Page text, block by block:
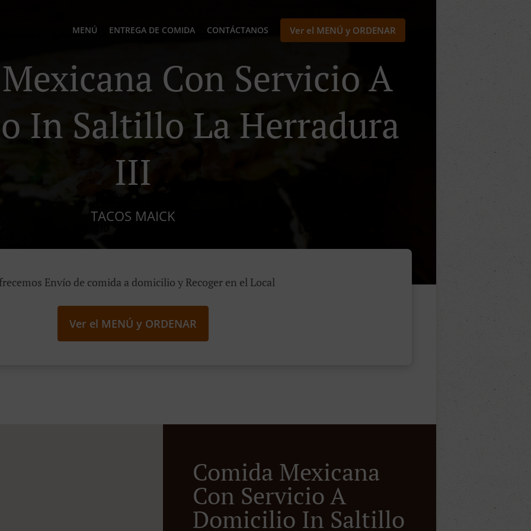
MENÚ ENTREGA DE COMIDA CONTÁCTANOS Ver el MENÚ y ORDENAR
Con Servicio A
In Saltillo La Herradura
III
TACOS MAICK
Envío de comida a domicilio y Recoger en el Local
Ver el MENÚ y ORDENAR
Comida Mexicana
Con Servicio A
Domicilio In Saltillo